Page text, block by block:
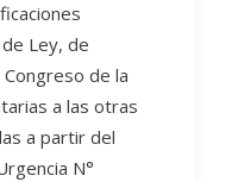
Ley, de
de la
a las otras
a partir del
N°